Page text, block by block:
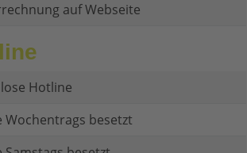
auf Webseite
Hotline
Wochentrags besetzt